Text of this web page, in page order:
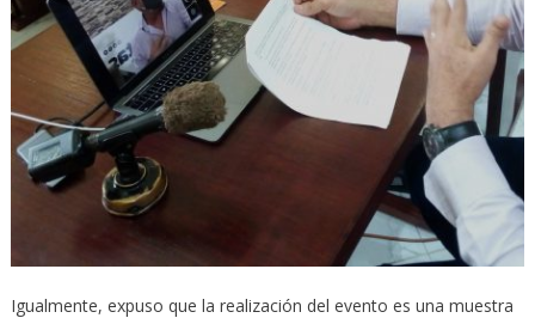
Igualmente, expuso que la realización del evento es una muestra